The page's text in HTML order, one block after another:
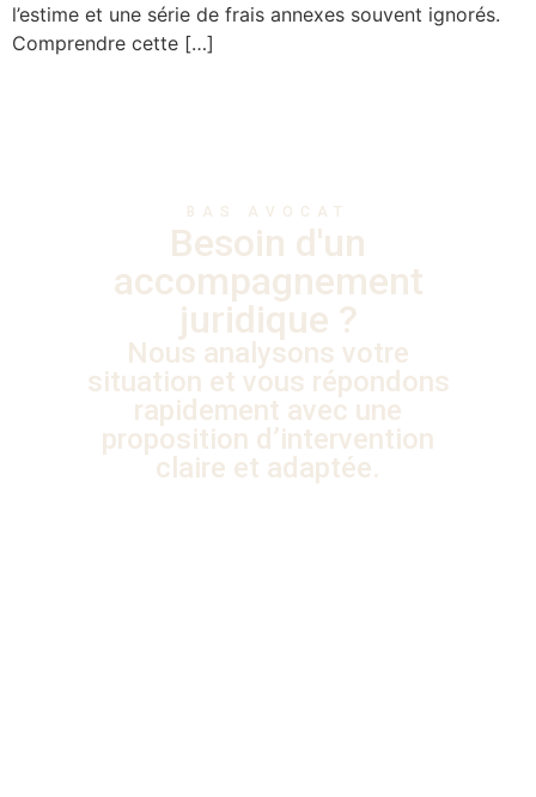
l’estime et une série de frais annexes souvent ignorés.
Comprendre cette […]
BAS AVOCAT
Besoin d'un
accompagnement
juridique ?
Nous analysons votre
situation et vous répondons
rapidement avec une
proposition d’intervention
claire et adaptée.